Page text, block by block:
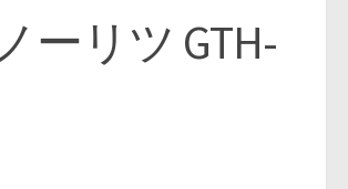
ーリツ GTH-